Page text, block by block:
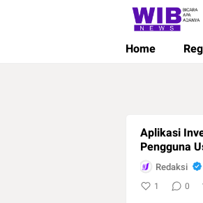
Wibnews
Waktu Indonesia
Home
Aplikasi
Pengguna
Redaksi
1 0